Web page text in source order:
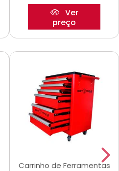
Ver
preço
Carrinho de Ferramentas